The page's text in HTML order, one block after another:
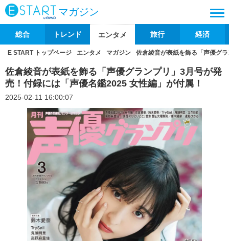
マガジン
総合 トレンド エンタメ 旅行 経済
E START トップページ エンタメ マガジン 佐倉綾音が表紙を飾る「声優グ
佐倉綾音が表紙を飾る「声優グランプリ」3月号が発
売！付録には「声優名鑑2025 女性編」が付属！
2025-02-11 16:00:07